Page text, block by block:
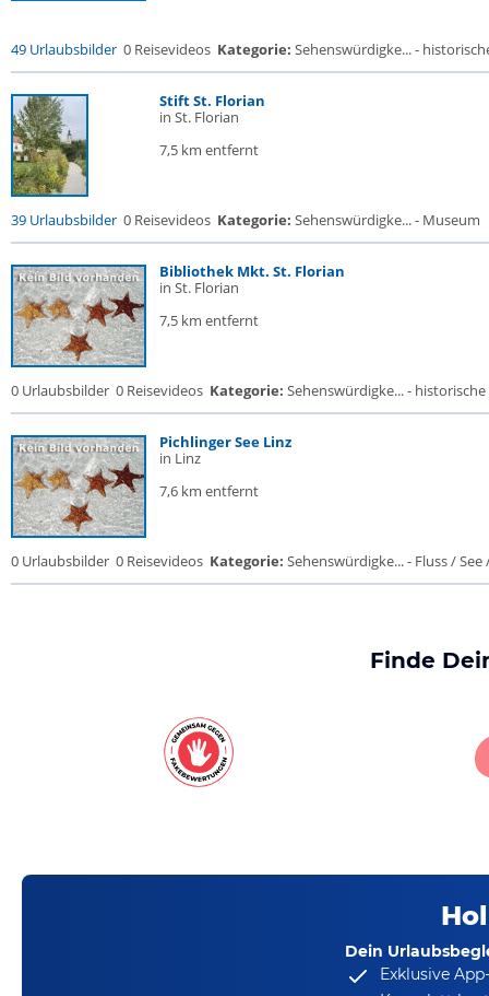
49 Urlaubsbilder 0 Reisevideos Kategorie: Sehenswürdigke... -
Stift St. Florian
in St. Florian
7,5 km entfernt
39 Urlaubsbilder 0 Reisevideos Kategorie: Sehenswürdigke... - Museum
Bibliothek Mkt. St. Florian
in St. Florian
7,5 km entfernt
0 Urlaubsbilder 0 Reisevideos Kategorie: Sehenswürdigke... - historische
Pichlinger See Linz
in Linz
7,6 km entfernt
0 Urlaubsbilder 0 Reisevideos Kategorie: Sehenswürdigke... - Fluss / See
Finde
Dein
Exklusive